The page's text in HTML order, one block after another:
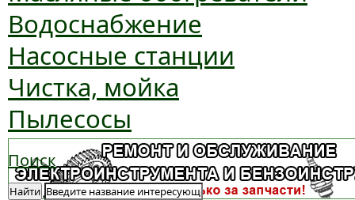
Водоснабжение
Насосные станции
Чистка, мойка
Пылесосы
Поиск
Найти